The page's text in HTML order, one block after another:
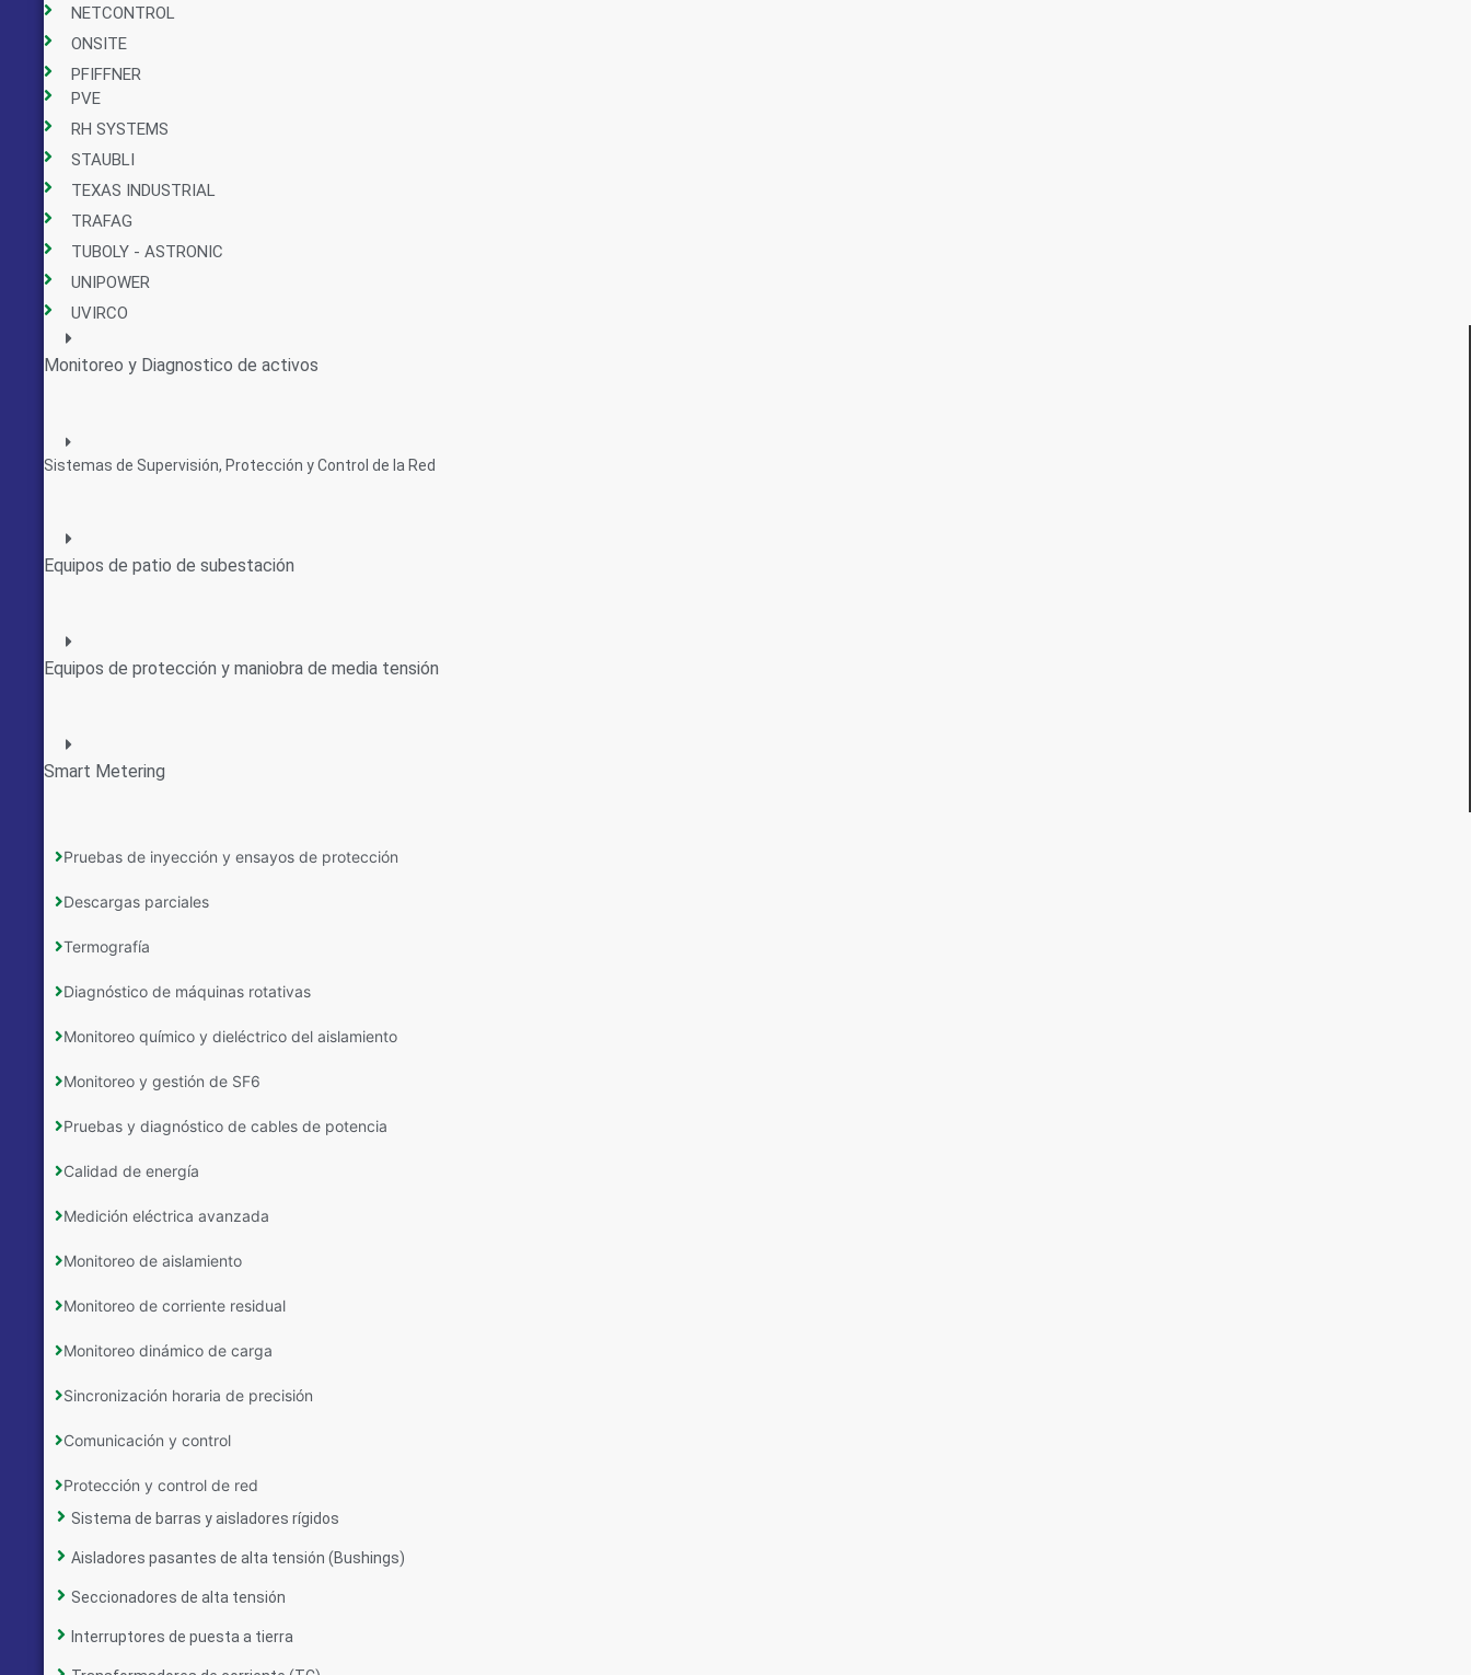
NETCONTROL
ONSITE
PFIFFNER
PVE
RH SYSTEMS
STAUBLI
TEXAS INDUSTRIAL
TRAFAG
TUBOLY - ASTRONIC
UNIPOWER
UVIRCO
Monitoreo y Diagnostico de activos
Sistemas de Supervisión, Protección y Control de la Red
Equipos de patio de subestación
Equipos de protección y maniobra de media tensión
Smart Metering
Pruebas de inyección y ensayos de protección
Descargas parciales
Termografía
Diagnóstico de máquinas rotativas
Monitoreo químico y dieléctrico del aislamiento
Monitoreo y gestión de SF6
Pruebas y diagnóstico de cables de potencia
Calidad de energía
Medición eléctrica avanzada
Monitoreo de aislamiento
Monitoreo de corriente residual
Monitoreo dinámico de carga
Sincronización horaria de precisión
Comunicación y control
Protección y control de red
Sistema de barras y aisladores rígidos
Aisladores pasantes de alta tensión (Bushings)
Seccionadores de alta tensión
Interruptores de puesta a tierra